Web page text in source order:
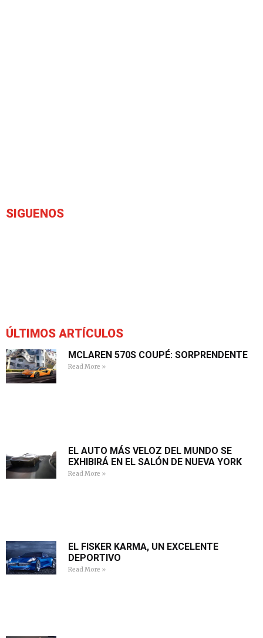
SIGUENOS
ÚLTIMOS ARTÍCULOS
MCLAREN 570S COUPÉ: SORPRENDENTE
Read More »
EL AUTO MÁS VELOZ DEL MUNDO SE
EXHIBIRÁ EN EL SALÓN DE NUEVA YORK
Read More »
EL FISKER KARMA, UN EXCELENTE
DEPORTIVO
Read More »